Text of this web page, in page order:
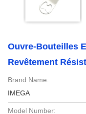
Ouvre-Bouteilles
Revêtement
Brand Name:
IMEGA
Model Number: